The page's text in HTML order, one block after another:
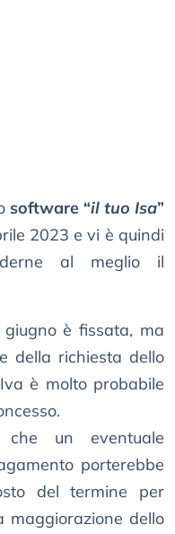
software “il tuo Isa”
2023 e vi è quindi
al meglio il
è fissata, ma
della richiesta dello
è molto probabile
che un eventuale
porterebbe
del termine per
dello